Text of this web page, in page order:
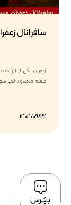
سافرانال
زعفران یکی از
طعم محدود
1404/09/24